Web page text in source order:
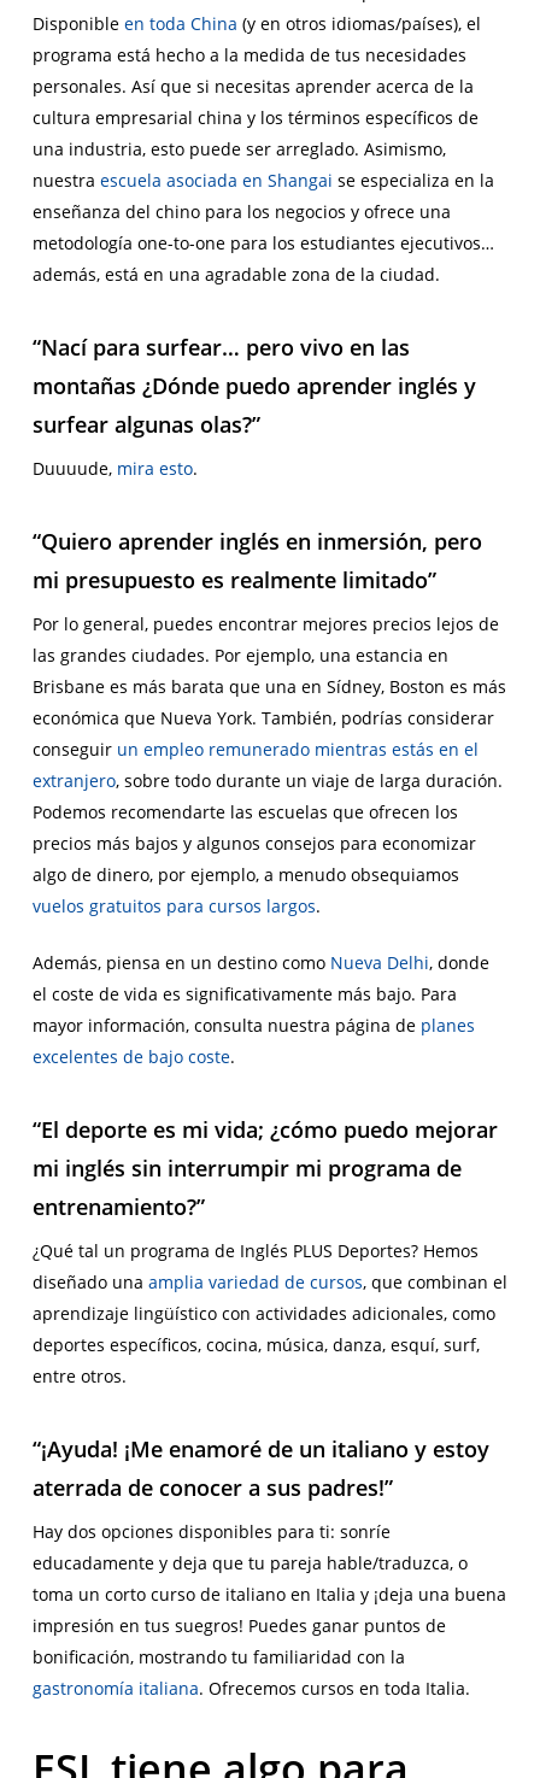
Disponible en toda China (y en otros idiomas/países), el
programa está hecho a la medida de tus necesidades
personales. Así que si necesitas aprender acerca de la
cultura empresarial china y los términos específicos de
una industria, esto puede ser arreglado. Asimismo,
nuestra escuela asociada en Shangai se especializa en la
enseñanza del chino para los negocios y ofrece una
metodología one-to-one para los estudiantes ejecutivos…
además, está en una agradable zona de la ciudad.
“Nací para surfear… pero vivo en las
montañas ¿Dónde puedo aprender inglés y
surfear algunas olas?”
Duuuude, mira esto.
“Quiero aprender inglés en inmersión, pero
mi presupuesto es realmente limitado”
Por lo general, puedes encontrar mejores precios lejos de
las grandes ciudades. Por ejemplo, una estancia en
Brisbane es más barata que una en Sídney, Boston es más
económica que Nueva York. También, podrías considerar
conseguir un empleo remunerado mientras estás en el
extranjero, sobre todo durante un viaje de larga duración.
Podemos recomendarte las escuelas que ofrecen los
precios más bajos y algunos consejos para economizar
algo de dinero, por ejemplo, a menudo obsequiamos
vuelos gratuitos para cursos largos.
Además, piensa en un destino como Nueva Delhi, donde
el coste de vida es significativamente más bajo. Para
mayor información, consulta nuestra página de planes
excelentes de bajo coste.
“El deporte es mi vida; ¿cómo puedo mejorar
mi inglés sin interrumpir mi programa de
entrenamiento?”
¿Qué tal un programa de Inglés PLUS Deportes? Hemos
diseñado una amplia variedad de cursos, que combinan el
aprendizaje lingüístico con actividades adicionales, como
deportes específicos, cocina, música, danza, esquí, surf,
entre otros.
“¡Ayuda! ¡Me enamoré de un italiano y estoy
aterrada de conocer a sus padres!”
Hay dos opciones disponibles para ti: sonríe
educadamente y deja que tu pareja hable/traduzca, o
toma un corto curso de italiano en Italia y ¡deja una buena
impresión en tus suegros! Puedes ganar puntos de
bonificación, mostrando tu familiaridad con la
gastronomía italiana. Ofrecemos cursos en toda Italia.